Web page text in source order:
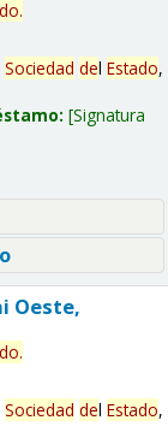
.
Sociedad del Estado,
Signatura
Oeste,
.
Sociedad del Estado,